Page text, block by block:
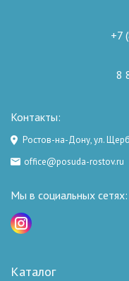
+7
8
Контакты:
Ростов-на-Дону, ул.
office@posuda-rostov.ru
Мы в социальных сетях:
Каталог